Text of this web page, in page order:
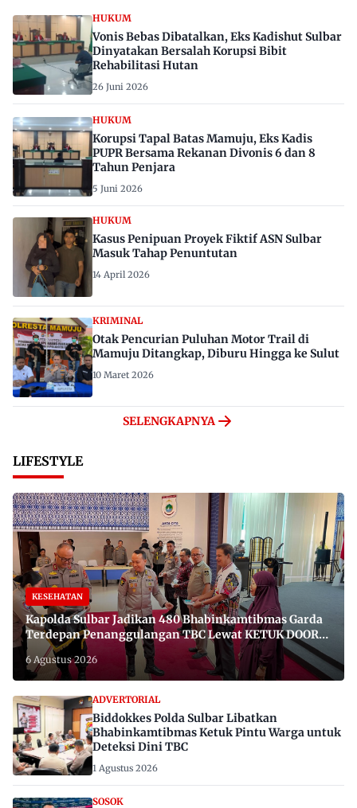
HUKUM
Vonis Bebas Dibatalkan, Eks Kadishut Sulbar
Dinyatakan Bersalah Korupsi Bibit
Rehabilitasi Hutan
26 Juni 2026
HUKUM
Korupsi Tapal Batas Mamuju, Eks Kadis
PUPR Bersama Rekanan Divonis 6 dan 8
Tahun Penjara
5 Juni 2026
HUKUM
Kasus Penipuan Proyek Fiktif ASN Sulbar
Masuk Tahap Penuntutan
14 April 2026
KRIMINAL
Otak Pencurian Puluhan Motor Trail di
Mamuju Ditangkap, Diburu Hingga ke Sulut
10 Maret 2026
SELENGKAPNYA
LIFESTYLE
KESEHATAN
Kapolda Sulbar Jadikan 480 Bhabinkamtibmas Garda
Terdepan Penanggulangan TBC Lewat KETUK DOORS
di 650 Desa
6 Agustus 2026
ADVERTORIAL
Biddokkes Polda Sulbar Libatkan
Bhabinkamtibmas Ketuk Pintu Warga untuk
Deteksi Dini TBC
1 Agustus 2026
SOSOK